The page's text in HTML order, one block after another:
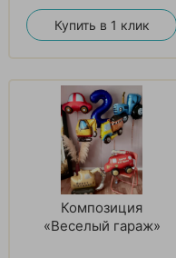
Купить в 1 клик
Композиция
«Веселый гараж»